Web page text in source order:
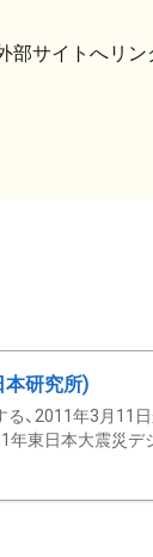
外部サイトへリン
本研究所)
、2011年3月11
東日本大震災デ